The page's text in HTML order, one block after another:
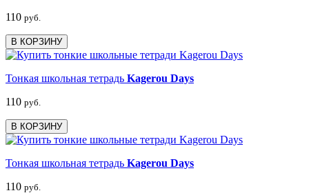
110 руб.
В КОРЗИНУ
Тонкая школьная тетрадь Kagerou Days
110 руб.
В КОРЗИНУ
Тонкая школьная тетрадь Kagerou Days
110 руб.